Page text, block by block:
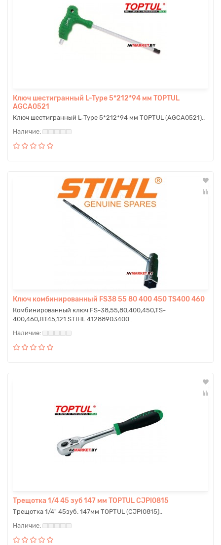
Ключ шестигранный L-Type 5*212*94 мм TOPTUL
AGCA0521
Ключ шестигранный L-Type 5*212*94 мм TOPTUL (AGCA0521)..
Ключ комбинированный FS38 55 80 400 450 TS400 460
Комбинированный ключ FS-38,55,80,400,450,TS-
400,460,BT45,121 STIHL 41288903400..
Трещотка 1/4 45 зуб 147 мм TOPTUL CJPI0815
Трещотка 1/4" 45зуб. 147мм TOPTUL (CJPI0815)..